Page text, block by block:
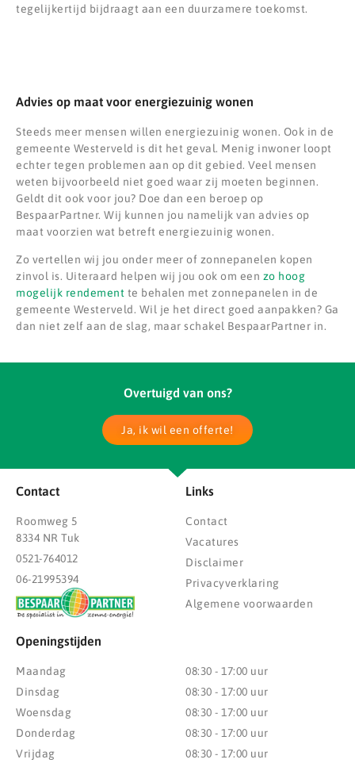
tegelijkertijd bijdraagt aan een duurzamere toekomst.
Advies op maat voor energiezuinig wonen
Steeds meer mensen willen energiezuinig wonen. Ook in de
gemeente Westerveld is dit het geval. Menig inwoner loopt
echter tegen problemen aan op dit gebied. Veel mensen
weten bijvoorbeeld niet goed waar zij moeten beginnen.
Geldt dit ook voor jou? Doe dan een beroep op
BespaarPartner. Wij kunnen jou namelijk van advies op
maat voorzien wat betreft energiezuinig wonen.
Zo vertellen wij jou onder meer of zonnepanelen kopen
zinvol is. Uiteraard helpen wij jou ook om een zo hoog
mogelijk rendement te behalen met zonnepanelen in de
gemeente Westerveld. Wil je het direct goed aanpakken? Ga
dan niet zelf aan de slag, maar schakel BespaarPartner in.
Overtuigd van ons?
Ja, ik wil een offerte!
Contact
Roomweg 5
8334 NR Tuk
0521-764012
06-21995394
Links
Contact
Vacatures
Disclaimer
Privacyverklaring
Algemene voorwaarden
Openingstijden
Maandag
Dinsdag
Woensdag
Donderdag
Vrijdag
08:30 - 17:00 uur
08:30 - 17:00 uur
08:30 - 17:00 uur
08:30 - 17:00 uur
08:30 - 17:00 uur